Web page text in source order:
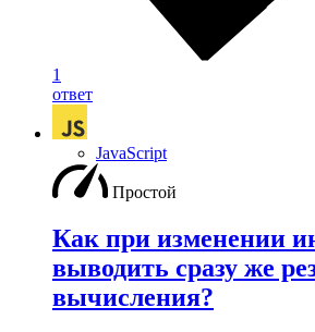
1
ответ
JavaScript
Простой
Как при изменении
выводить сразу же
вычисления?